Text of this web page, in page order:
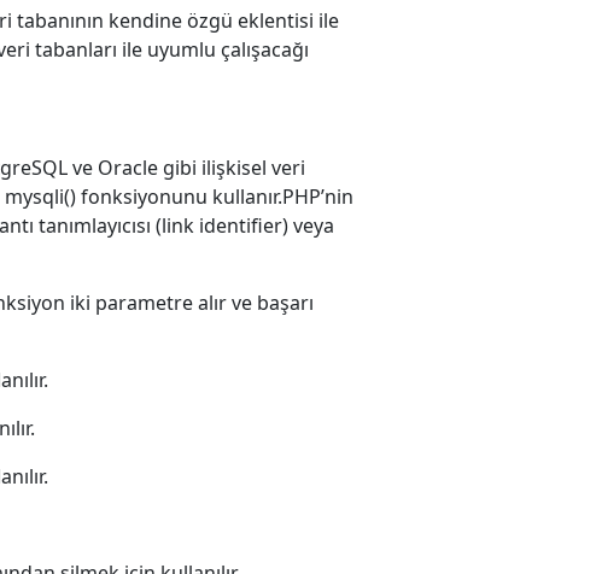
tabanının kendine özgü eklentisi ile
tabanları ile uyumlu çalışacağı
ve Oracle gibi ilişkisel veri
fonksiyonunu kullanır.PHP’nin
tanımlayıcısı (link identifier) veya
iki parametre alır ve başarı